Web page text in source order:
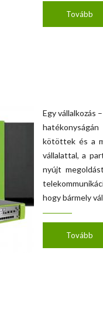
Tovább
Egy vállalkozás
kötöttek és a
vállalattal, a
nyújt
hogy bármely
Tovább